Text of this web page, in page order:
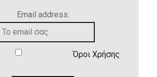
Email address:
Όροι Χρήσης